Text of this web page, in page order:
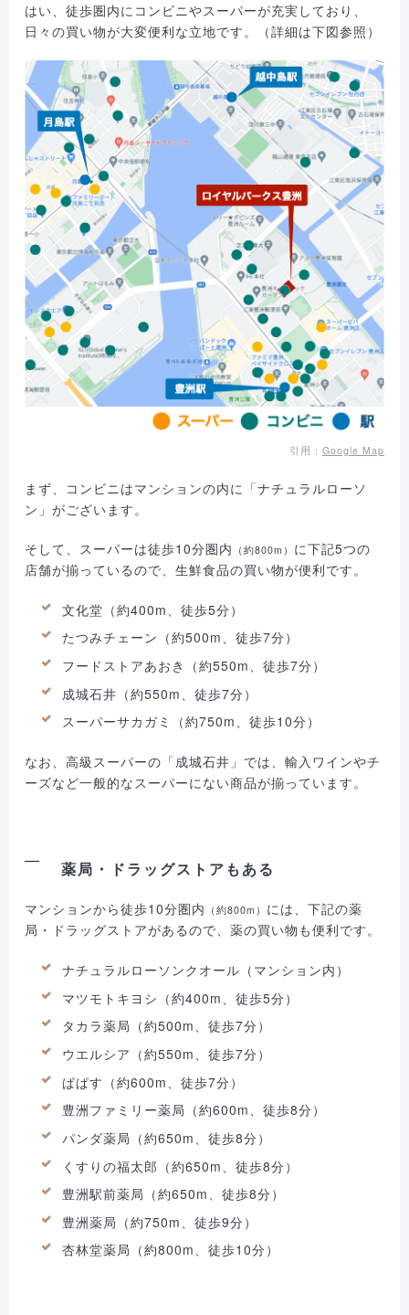
はい、徒歩圏内にコンビニやスーパーが充実しており、
日々の買い物が大変便利な立地です。（詳細は下図参照）
引用： Google Map
まず、コンビニはマンションの内に「ナチュラルローソ
ン」がございます。
そして、スーパーは徒歩10分圏内 （約800m） に下記5つの
店舗が揃っているので、生鮮食品の買い物が便利です。
文化堂（約400m、徒歩5分）
たつみチェーン（約500m、徒歩7分）
フードストアあおき（約550m、徒歩7分）
成城石井（約550m、徒歩7分）
スーパーサカガミ（約750m、徒歩10分）
なお、高級スーパーの「成城石井」では、輸入ワインやチ
ーズなど一般的なスーパーにない商品が揃っています。
薬局・ドラッグストアもある
マンションから徒歩10分圏内 （約800m） には、下記の薬
局・ドラッグストアがあるので、薬の買い物も便利です。
ナチュラルローソンクオール（マンション内）
マツモトキヨシ（約400m、徒歩5分）
タカラ薬局（約500m、徒歩7分）
ウエルシア（約550m、徒歩7分）
ぱぱす（約600m、徒歩7分）
豊洲ファミリー薬局（約600m、徒歩8分）
パンダ薬局（約650m、徒歩8分）
くすりの福太郎（約650m、徒歩8分）
豊洲駅前薬局（約650m、徒歩8分）
豊洲薬局（約750m、徒歩9分）
杏林堂薬局（約800m、徒歩10分）